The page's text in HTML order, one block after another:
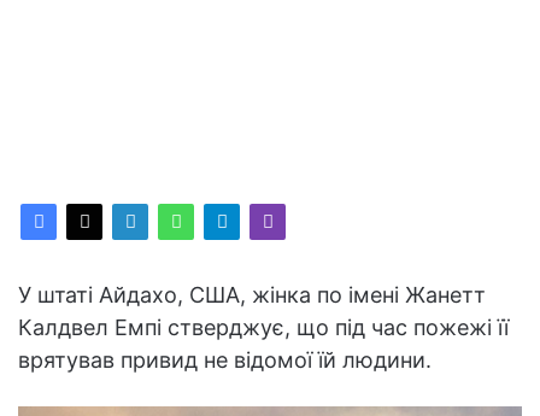
У штаті Айдахо, США, жінка по імені Жанетт
Калдвел Емпі стверджує, що під час пожежі її
врятував привид не відомої їй людини.